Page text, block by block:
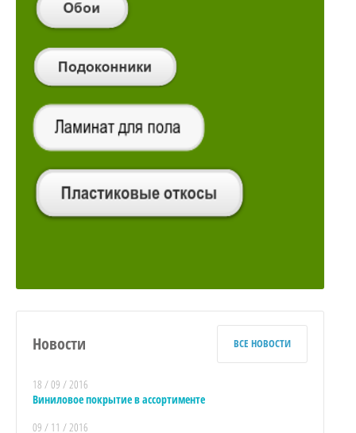
Новости ВСЕ НОВОСТИ
18 / 09 / 2016
Виниловое покрытие в ассортименте
09 / 11 / 2016